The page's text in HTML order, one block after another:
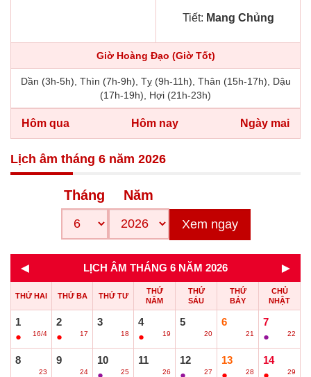
Tiết: Mang Chủng
Giờ Hoàng Đạo (Giờ Tốt)
Dần (3h-5h), Thìn (7h-9h), Tỵ (9h-11h), Thân (15h-17h), Dậu
(17h-19h), Hợi (21h-23h)
Hôm qua Hôm nay Ngày mai
Lịch âm tháng 6 năm 2026
Tháng Năm
Xem ngay
◄ LỊCH ÂM THÁNG 6 NĂM 2026 ►
THỨ HAI THỨ BA THỨ TƯ
THỨ
NĂM
THỨ
SÁU
THỨ
BẢY
CHỦ
NHẬT
1
●
16/4
2
●
17
3
18
4
●
19
5
20
6
21
7
●
22
8
23
9
24
10
25
11
26
12
27
13
28
14
29